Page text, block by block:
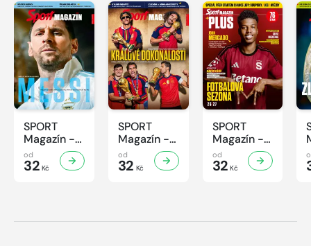
SPORT
Magazín -
32/2026
od
32 Kč
SPORT
Magazín -
31/2026
od
32 Kč
SPORT
Magazín -
30/2026
od
32 Kč